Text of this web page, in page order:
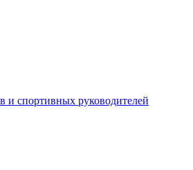
и спортивных руководителей